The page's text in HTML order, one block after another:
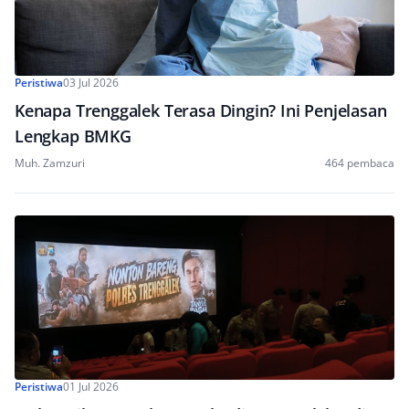
Peristiwa03 Jul 2026
Kenapa Trenggalek Terasa Dingin? Ini Penjelasan
Lengkap BMKG
Muh. Zamzuri 464 pembaca
Peristiwa01 Jul 2026